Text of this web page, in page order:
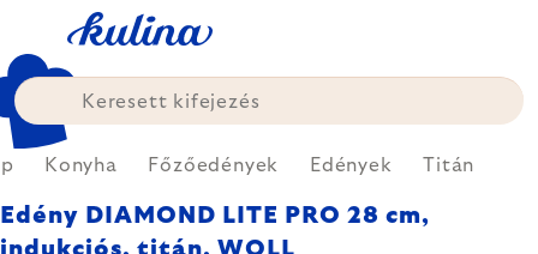
fő
tartalomhoz
Konyha Főzőedények Edények Titán
Edény DIAMOND LITE PRO 28 cm,
indukciós, titán, WOLL